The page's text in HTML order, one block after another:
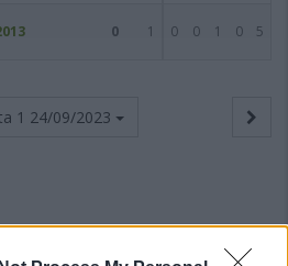
0 1 0 0 1 0 5
1 24/09/2023